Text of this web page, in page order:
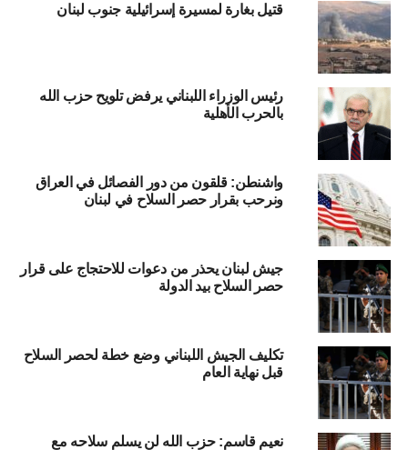
قتيل بغارة لمسيرة إسرائيلية جنوب لبنان
رئيس الوزراء اللبناني يرفض تلويح حزب الله
بالحرب الأهلية
واشنطن: قلقون من دور الفصائل في العراق
ونرحب بقرار حصر السلاح في لبنان
جيش لبنان يحذر من دعوات للاحتجاج على قرار
حصر السلاح بيد الدولة
تكليف الجيش اللبناني وضع خطة لحصر السلاح
قبل نهاية العام
نعيم قاسم: حزب الله لن يسلم سلاحه مع